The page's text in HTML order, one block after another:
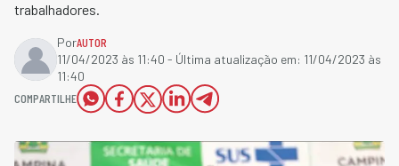
trabalhadores.
PorAUTOR
11/04/2023 às 11:40 - Última atualização em: 11/04/2023 às
11:40
COMPARTILHE